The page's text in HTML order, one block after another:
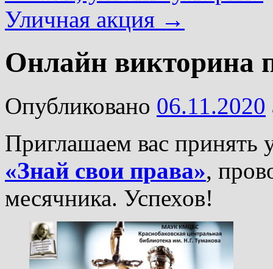
Уличная акция →
Онлайн викторина
Опубликовано 06.11.2020
Приглашаем вас принять
«Знай свои права»,
месячника. Успехов!